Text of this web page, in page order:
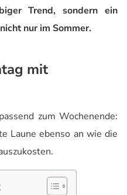
Trend, sondern ein
nur im Sommer.
mit
zum Wochenende:
Laune ebenso an wie die